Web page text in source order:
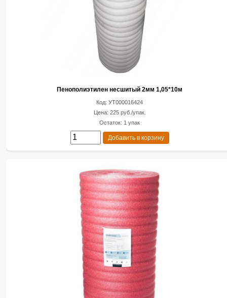
Пенополиэтилен несшитый 2мм 1,05*10м
Код: УТ000016424
Цена: 225 руб./упак.
Остаток: 1 упак
Добавить в корзину